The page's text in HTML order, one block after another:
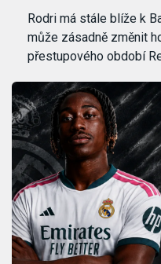
Rodri má stále blíže k
může zásadně změnit
přestupového období